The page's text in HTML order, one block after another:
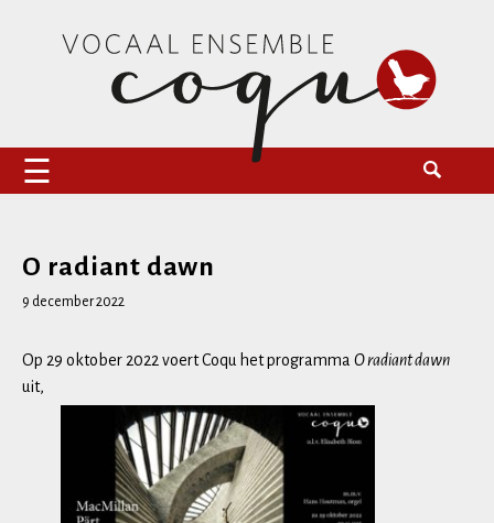
Vocaal Ensemble Coqu
Zoeken
O radiant dawn
9 december 2022
Op 29 oktober 2022 voert Coqu het programma O radiant dawn
uit,